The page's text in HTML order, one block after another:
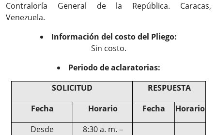
Contraloría General de la República. Caracas,
Venezuela.
Información del costo del Pliego:
Sin costo.
Periodo de aclaratorias:
SOLICITUD
RESPUESTA
Fecha
Horario Fecha
Horario
Desde
8:30 a. m. –